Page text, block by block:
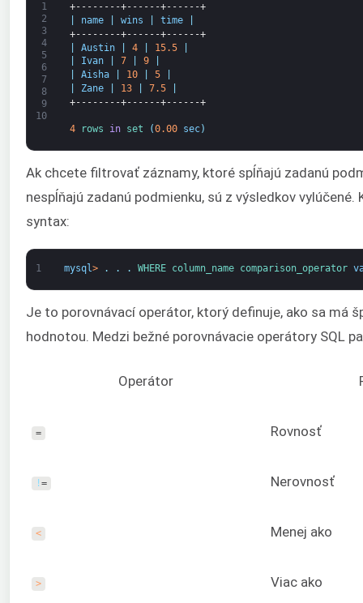
1
2
3
4
5
6
7
8
9
10
+--------+------+------+
name wins time
+--------+------+------+
Austin 4 15.5
Ivan 7 9
Aisha 10 5
Zane 13 7.5
+--------+------+------+
4 rows in set (0.00 sec)
Ak chcete filtrovať záznamy, ktoré spĺňajú zadanú
nespĺňajú zadanú podmienku, sú z výsledkov vylúčené.
syntax:
1 mysql > . . . WHERE column_name comparison_operator
Je to porovnávací operátor, ktorý definuje, ako sa má
hodnotou. Medzi bežné porovnávacie operátory SQL
Operátor
= Rovnosť
! = Nerovnosť
< Menej ako
> Viac ako